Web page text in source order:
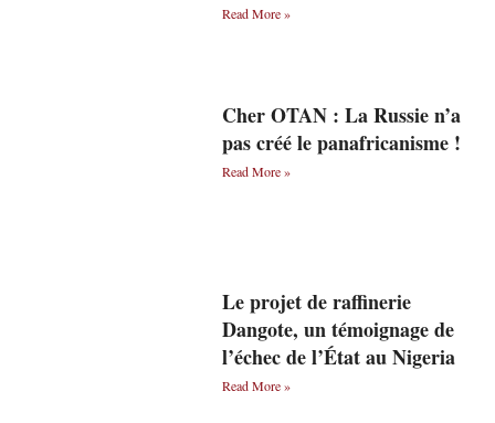
Read More »
Cher OTAN : La Russie n’a
pas créé le panafricanisme !
Read More »
Le projet de raffinerie
Dangote, un témoignage de
l’échec de l’État au Nigeria
Read More »